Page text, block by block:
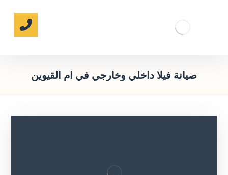
صيانة فيلا داخلي وخارجي في ام القيوين